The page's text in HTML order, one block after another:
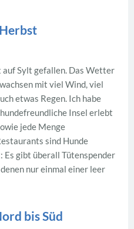
Sylt gefallen. Das Wetter
mit viel Wind, viel
etwas Regen. Ich habe
Insel erlebt
jede Menge
sind Hunde
gibt überall Tütenspender
nur einmal einer leer
bis Süd